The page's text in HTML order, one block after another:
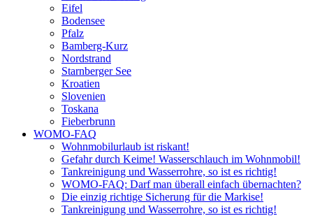
Eifel
Bodensee
Pfalz
Bamberg-Kurz
Nordstrand
Starnberger See
Kroatien
Slovenien
Toskana
Fieberbrunn
WOMO-FAQ
Wohnmobilurlaub ist riskant!
Gefahr durch Keime! Wasserschlauch im Wohnmobil!
Tankreinigung und Wasserrohre, so ist es richtig!
WOMO-FAQ: Darf man überall einfach übernachten?
Die einzig richtige Sicherung für die Markise!
Tankreinigung und Wasserrohre, so ist es richtig!